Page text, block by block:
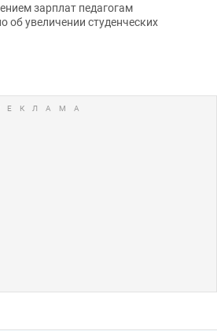
зарплат педагогам
об увеличении студенческих